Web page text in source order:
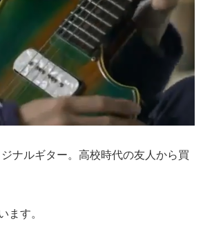
ナルギター。高校時代の友人から買
ます。